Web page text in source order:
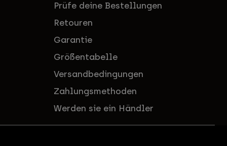
Prüfe deine Bestellungen
Retouren
Garantie
Größentabelle
Versandbedingungen
Zahlungsmethoden
Werden sie ein Händler